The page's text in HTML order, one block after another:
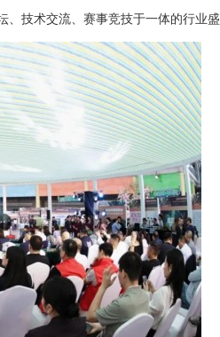
技术交流、赛事竞技于一体的行业盛